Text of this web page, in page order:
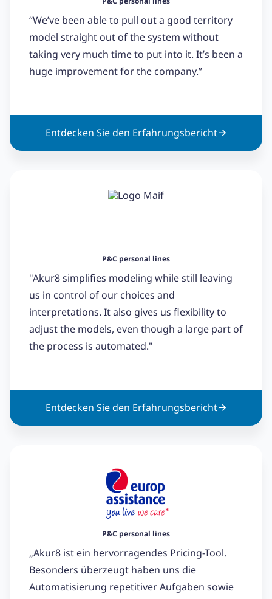
“We’ve been able to pull out a good territory
model straight out of the system without
taking very much time to put into it. It’s been a
huge improvement for the company.”
Entdecken Sie den Erfahrungsbericht
P&C personal lines
"Akur8 simplifies modeling while still leaving
us in control of our choices and
interpretations. It also gives us flexibility to
adjust the models, even though a large part of
the process is automated."
Entdecken Sie den Erfahrungsbericht
P&C personal lines
„Akur8 ist ein hervorragendes Pricing-Tool.
Besonders überzeugt haben uns die
Automatisierung repetitiver Aufgaben sowie